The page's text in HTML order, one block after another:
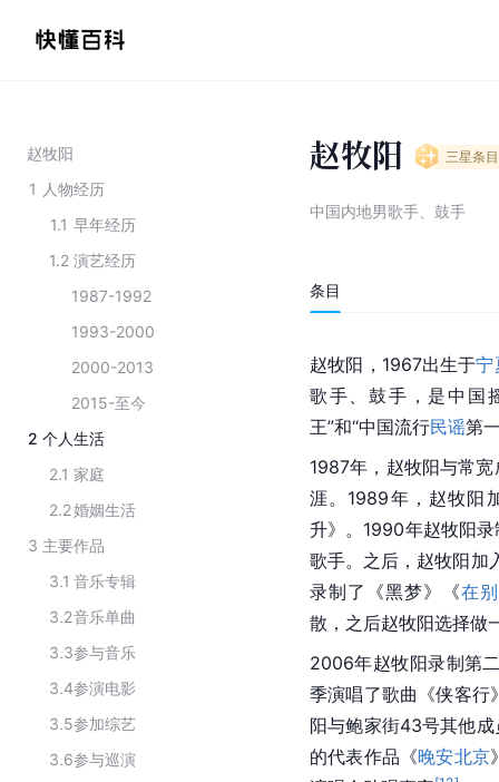
赵牧阳
1 人物经历
1.1 早年经历
1.2 演艺经历
1987-1992
1993-2000
2000-2013
2015-至今
2 个人生活
2.1 家庭
2.2婚姻生活
3 主要作品
3.1 音乐专辑
3.2音乐单曲
3.3参与音乐
3.4参演电影
3.5参加综艺
3.6参与巡演
赵牧阳 三星条目
中国内地男歌手、鼓手
条目
赵牧阳，1967出生于宁
歌手、鼓手，是中国
王”和“中国流行民谣第
1987年，赵牧阳与常
涯。1989年，赵牧阳
升》。1990年赵牧阳
歌手。之后，赵牧阳加
录制了《黑梦》《在
散，之后赵牧阳选择做
2006年赵牧阳录制第
季演唱了歌曲《侠客行
阳与鲍家街43号其他
的代表作品《晚安北京